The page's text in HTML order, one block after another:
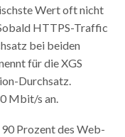
Wert oft nicht
HTTPS-Traffic
bei beiden
für die XGS
Durchsatz.
Mbit/s an.
Prozent des Web-